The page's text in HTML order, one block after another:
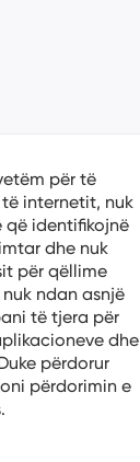
për të
internetit, nuk
që identifikojnë
dhe nuk
për qëllime
ndan asnjë
të tjera për
dhe
përdorur
përdorimin e